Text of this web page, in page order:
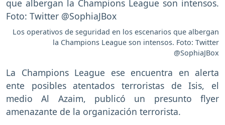
Los operativos de seguridad en los escenarios que albergan
la Champions League son intensos. Foto: Twitter
@SophiaJBox
La Champions League ese encuentra en alerta
ente posibles atentados terroristas de Isis, el
medio Al Azaim, publicó un presunto flyer
amenazante de la organización terrorista.